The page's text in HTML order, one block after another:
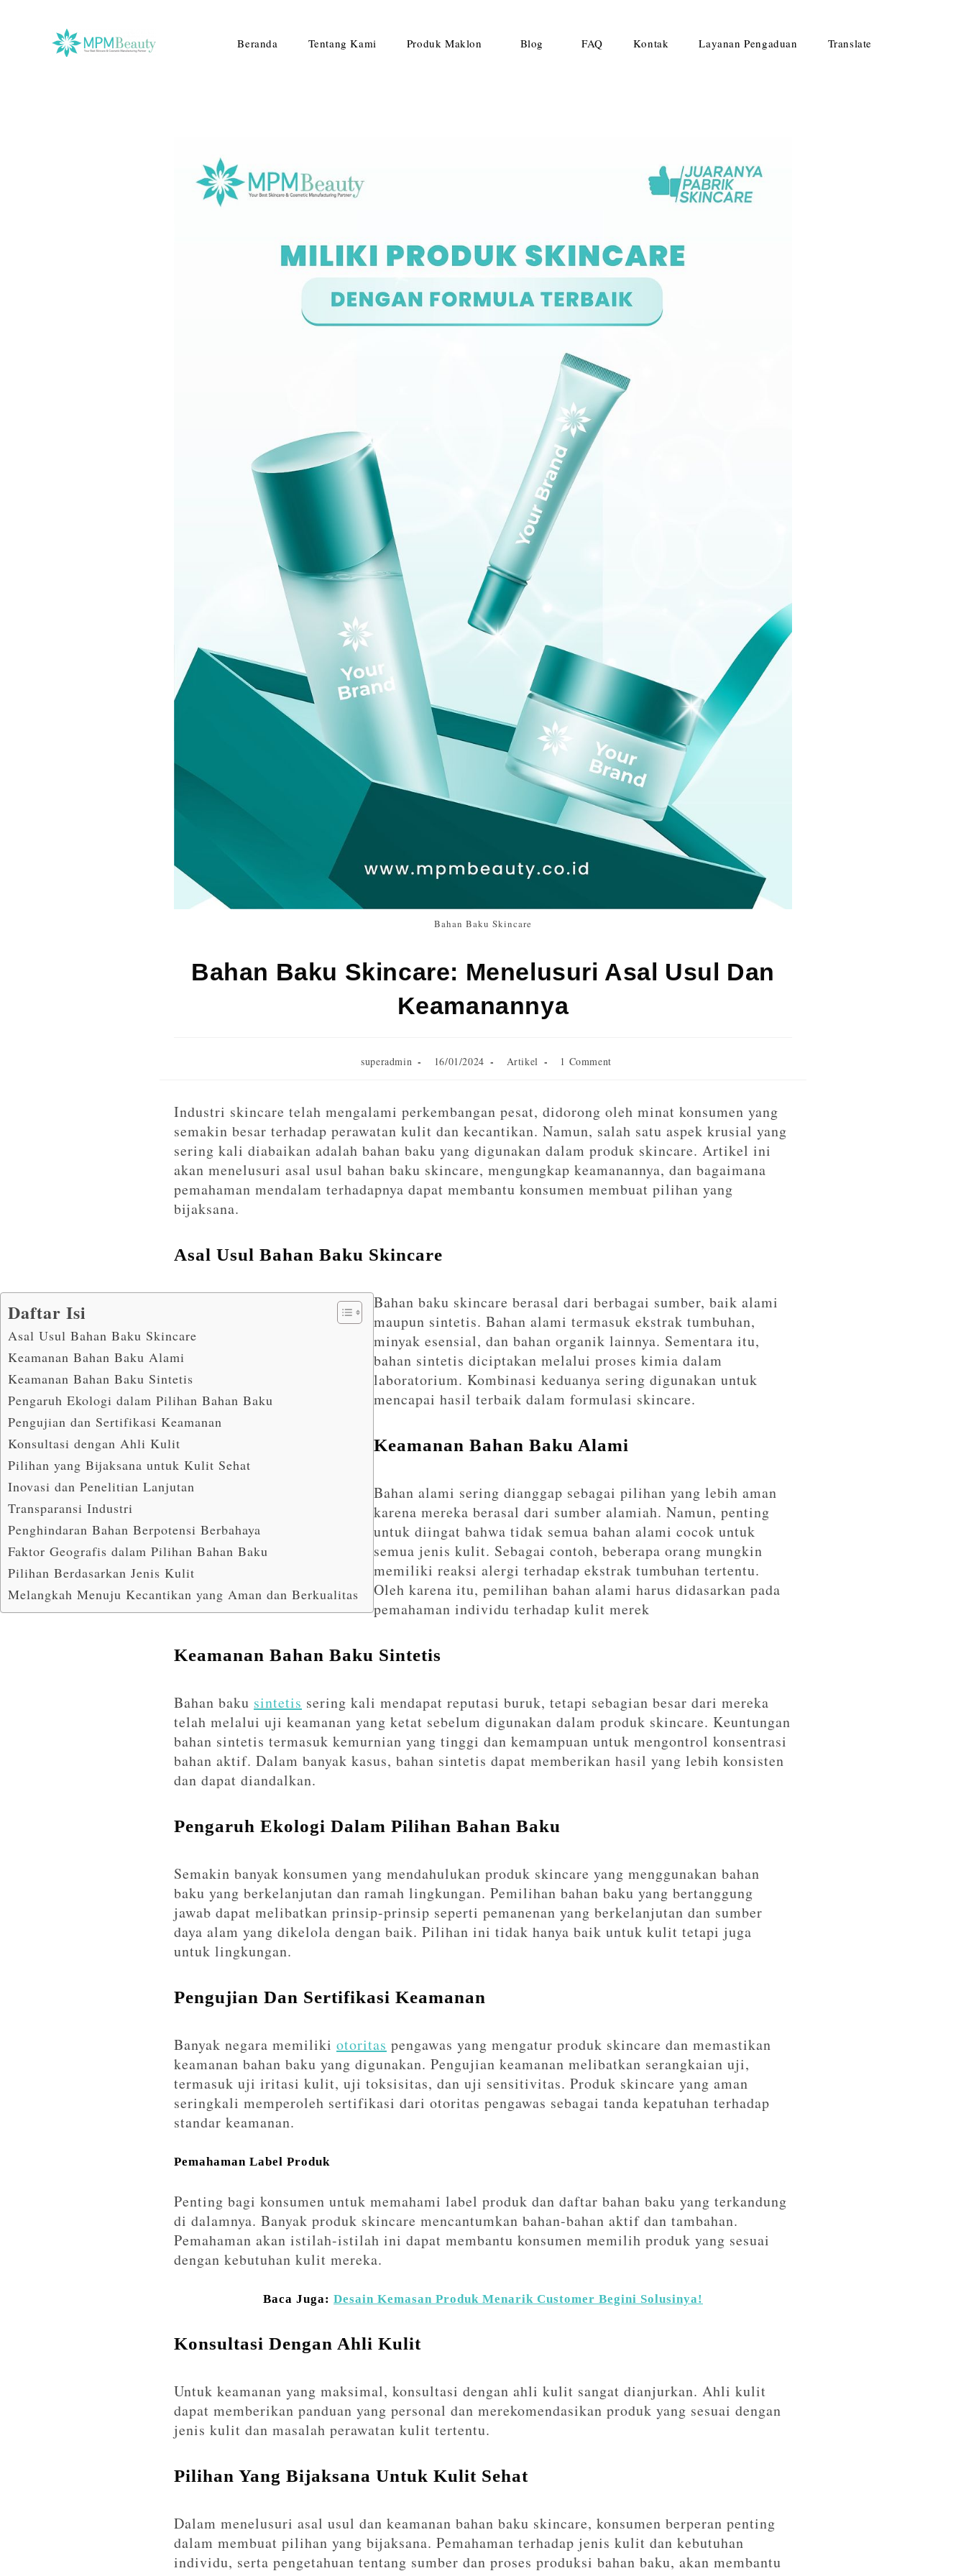
Beranda Tentang Kami Produk Maklon Blog FAQ Kontak Layanan Pengaduan Translate
Bahan Baku Skincare
Bahan Baku Skincare: Menelusuri Asal Usul Dan
Keamanannya
superadmin 16/01/2024 Artikel 1 Comment
Industri skincare telah mengalami perkembangan pesat, didorong oleh minat konsumen yang
semakin besar terhadap perawatan kulit dan kecantikan. Namun, salah satu aspek krusial yang
sering kali diabaikan adalah bahan baku yang digunakan dalam produk skincare. Artikel ini
akan menelusuri asal usul bahan baku skincare, mengungkap keamanannya, dan bagaimana
pemahaman mendalam terhadapnya dapat membantu konsumen membuat pilihan yang
bijaksana.
Asal Usul Bahan Baku Skincare
Daftar Isi
Asal Usul Bahan Baku Skincare
Keamanan Bahan Baku Alami
Keamanan Bahan Baku Sintetis
Pengaruh Ekologi dalam Pilihan Bahan Baku
Pengujian dan Sertifikasi Keamanan
Konsultasi dengan Ahli Kulit
Pilihan yang Bijaksana untuk Kulit Sehat
Inovasi dan Penelitian Lanjutan
Transparansi Industri
Penghindaran Bahan Berpotensi Berbahaya
Faktor Geografis dalam Pilihan Bahan Baku
Pilihan Berdasarkan Jenis Kulit
Melangkah Menuju Kecantikan yang Aman dan Berkualitas
Bahan baku skincare berasal dari berbagai sumber, baik alami
maupun sintetis. Bahan alami termasuk ekstrak tumbuhan,
minyak esensial, dan bahan organik lainnya. Sementara itu,
bahan sintetis diciptakan melalui proses kimia dalam
laboratorium. Kombinasi keduanya sering digunakan untuk
mencapai hasil terbaik dalam formulasi skincare.
Keamanan Bahan Baku Alami
Bahan alami sering dianggap sebagai pilihan yang lebih aman
karena mereka berasal dari sumber alamiah. Namun, penting
untuk diingat bahwa tidak semua bahan alami cocok untuk
semua jenis kulit. Sebagai contoh, beberapa orang mungkin
memiliki reaksi alergi terhadap ekstrak tumbuhan tertentu.
Oleh karena itu, pemilihan bahan alami harus didasarkan pada
pemahaman individu terhadap kulit merek
Keamanan Bahan Baku Sintetis
Bahan baku sintetis sering kali mendapat reputasi buruk, tetapi sebagian besar dari mereka
telah melalui uji keamanan yang ketat sebelum digunakan dalam produk skincare. Keuntungan
bahan sintetis termasuk kemurnian yang tinggi dan kemampuan untuk mengontrol konsentrasi
bahan aktif. Dalam banyak kasus, bahan sintetis dapat memberikan hasil yang lebih konsisten
dan dapat diandalkan.
Pengaruh Ekologi Dalam Pilihan Bahan Baku
Semakin banyak konsumen yang mendahulukan produk skincare yang menggunakan bahan
baku yang berkelanjutan dan ramah lingkungan. Pemilihan bahan baku yang bertanggung
jawab dapat melibatkan prinsip-prinsip seperti pemanenan yang berkelanjutan dan sumber
daya alam yang dikelola dengan baik. Pilihan ini tidak hanya baik untuk kulit tetapi juga
untuk lingkungan.
Pengujian Dan Sertifikasi Keamanan
Banyak negara memiliki otoritas pengawas yang mengatur produk skincare dan memastikan
keamanan bahan baku yang digunakan. Pengujian keamanan melibatkan serangkaian uji,
termasuk uji iritasi kulit, uji toksisitas, dan uji sensitivitas. Produk skincare yang aman
seringkali memperoleh sertifikasi dari otoritas pengawas sebagai tanda kepatuhan terhadap
standar keamanan.
Pemahaman Label Produk
Penting bagi konsumen untuk memahami label produk dan daftar bahan baku yang terkandung
di dalamnya. Banyak produk skincare mencantumkan bahan-bahan aktif dan tambahan.
Pemahaman akan istilah-istilah ini dapat membantu konsumen memilih produk yang sesuai
dengan kebutuhan kulit mereka.
Baca Juga: Desain Kemasan Produk Menarik Customer Begini Solusinya!
Konsultasi Dengan Ahli Kulit
Untuk keamanan yang maksimal, konsultasi dengan ahli kulit sangat dianjurkan. Ahli kulit
dapat memberikan panduan yang personal dan merekomendasikan produk yang sesuai dengan
jenis kulit dan masalah perawatan kulit tertentu.
Pilihan Yang Bijaksana Untuk Kulit Sehat
Dalam menelusuri asal usul dan keamanan bahan baku skincare, konsumen berperan penting
dalam membuat pilihan yang bijaksana. Pemahaman terhadap jenis kulit dan kebutuhan
individu, serta pengetahuan tentang sumber dan proses produksi bahan baku, akan membantu